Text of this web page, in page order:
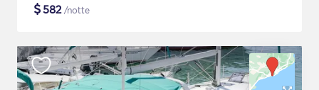
$582/notte